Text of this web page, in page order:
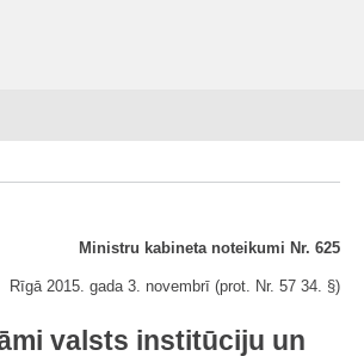
Ministru kabineta noteikumi Nr. 625
Rīgā 2015. gada 3. novembrī (prot. Nr. 57 34. §)
valsts institūciju un